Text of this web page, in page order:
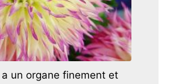
un organe finement et